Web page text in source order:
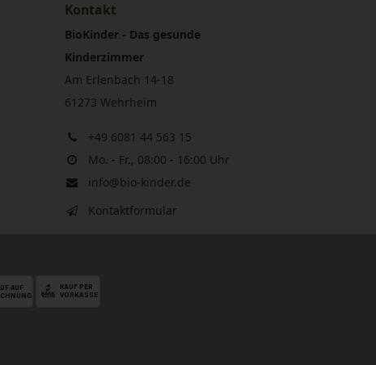
Kontakt
BioKinder - Das gesunde
Kinderzimmer
Am Erlenbach 14-18
61273 Wehrheim
+49 6081 44 563 15
Mo. - Fr., 08:00 - 16:00 Uhr
info@bio-kinder.de
Kontaktformular